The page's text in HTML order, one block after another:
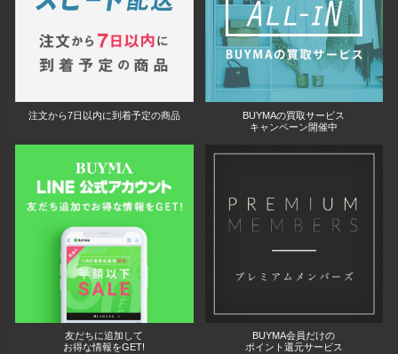
注文から7日以内に到着予定の商品
BUYMAの買取サービス
キャンペーン開催中
友だちに追加して
お得な情報をGET!
BUYMA会員だけの
ポイント還元サービス